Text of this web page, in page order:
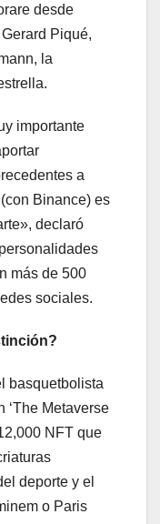
desde
Piqué,
la
importante
a
Binance) es
declaró
más de 500
sociales.
basquetbolista
‘The Metaverse
NFT que
deporte y el
o Paris